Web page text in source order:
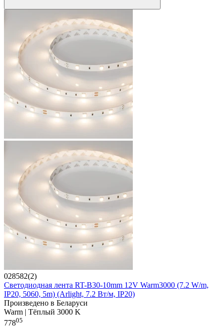
028582(2)
Светодиодная лента RT-B30-10mm 12V Warm3000 (7.2 W/m,
IP20, 5060, 5m) (Arlight, 7.2 Вт/м, IP20)
Произведено в Беларуси
Warm | Тёплый 3000 K
77805